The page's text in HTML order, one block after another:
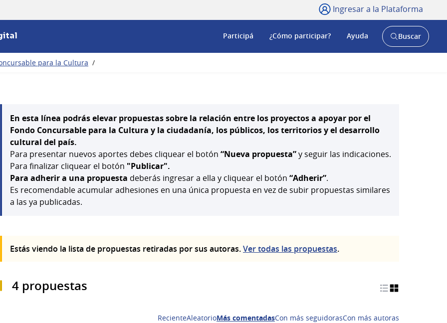
Ingresar a la Plataforma
Participá ¿Cómo participar? Ayuda
AbrirBuscar
para la Cultura /
En esta línea podrás elevar propuestas sobre la relación entre los proyectos a apoyar por el
Fondo Concursable para la Cultura y la ciudadanía, los públicos, los territorios y el desarrollo
cultural del país.
Para presentar nuevos aportes debes cliquear el botón “Nueva propuesta”y seguir las indicaciones.
Para finalizar cliquear el botón "Publicar".
Para adherir a una propuesta deberás ingresar a ella y cliquear el botón “Adherir”.
Es recomendable acumular adhesiones en una única propuesta en vez de subir propuestas similares
a las ya publicadas.
Estás viendo la lista de propuestas retiradas por sus autoras.Ver todas las propuestas.
4 propuestas
RecienteAleatorioMás comentadasCon más seguidorasCon más autoras